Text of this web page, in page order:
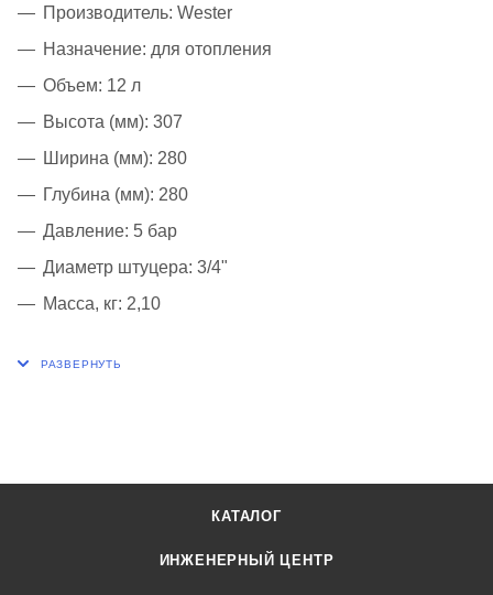
Производитель: Wester
Назначение: для отопления
Объем: 12 л
Высота (мм): 307
Ширина (мм): 280
Глубина (мм): 280
Давление: 5 бар
Диаметр штуцера: 3/4"
Масса, кг: 2,10
КАТАЛОГ
ИНЖЕНЕРНЫЙ ЦЕНТР